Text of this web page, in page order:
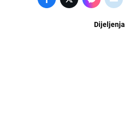
Dijeljenja